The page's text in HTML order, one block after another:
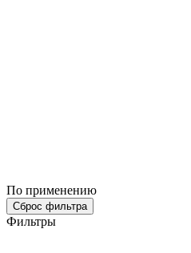
По применению
Сброс фильтра
Фильтры